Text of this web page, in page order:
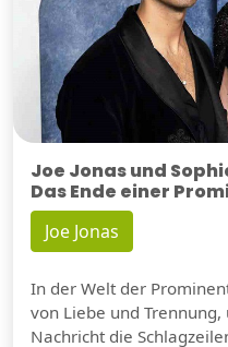
Joe Jonas und
Das Ende einer
Joe Jonas
In der Welt der
von Liebe und
Nachricht die